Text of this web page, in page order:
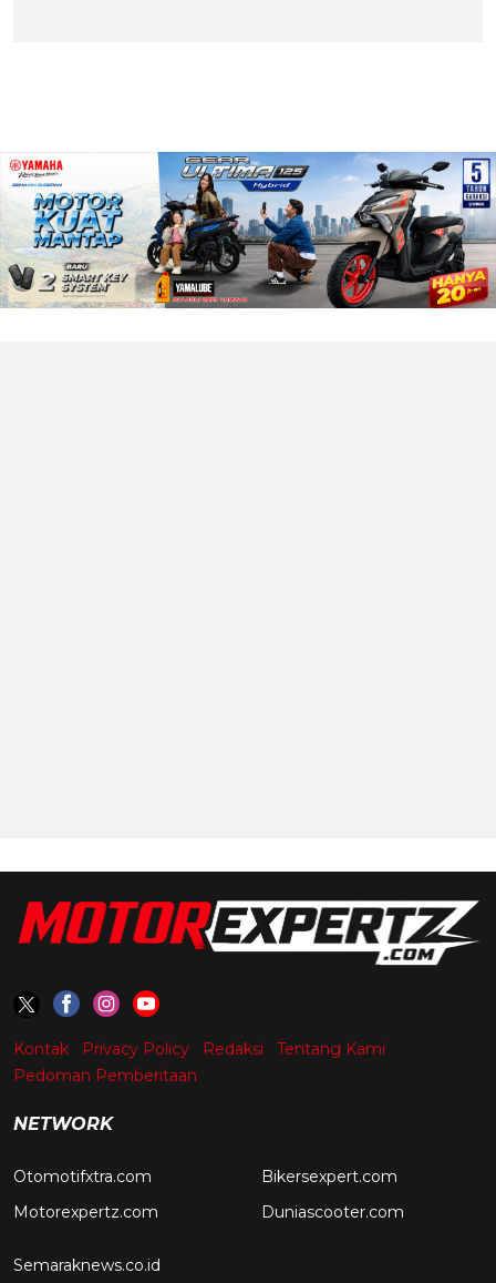
Kontak Privacy Policy Redaksi
Tentang Kami
Pedoman Pemberitaan
NETWORK
Otomotifxtra.com
Motorexpertz.com
Bikersexpert.com
Duniascooter.com
Semaraknews.co.id